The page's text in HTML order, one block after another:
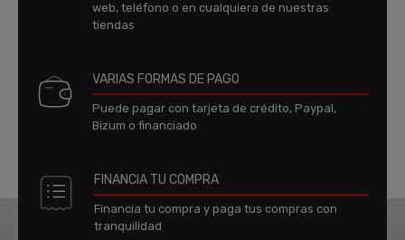
web, teléfono o en cualquiera de nuestras
tiendas
VARIAS FORMAS DE PAGO
Puede pagar con tarjeta de crédito, Paypal,
Bizum o financiado
FINANCIA TU COMPRA
Financia tu compra y paga tus compras con
tranquilidad